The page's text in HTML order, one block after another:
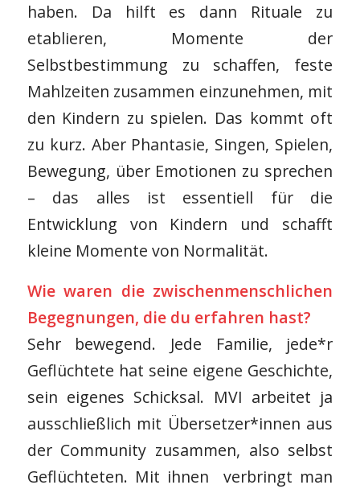
haben. Da hilft es dann Rituale zu
etablieren, Momente der
Selbstbestimmung zu schaffen, feste
Mahlzeiten zusammen einzunehmen, mit
den Kindern zu spielen. Das kommt oft
zu kurz. Aber Phantasie, Singen, Spielen,
Bewegung, über Emotionen zu sprechen
– das alles ist essentiell für die
Entwicklung von Kindern und schafft
kleine Momente von Normalität.
Wie waren die zwischenmenschlichen
Begegnungen, die du erfahren hast?
Sehr bewegend. Jede Familie, jede*r
Geflüchtete hat seine eigene Geschichte,
sein eigenes Schicksal. MVI arbeitet ja
ausschließlich mit Übersetzer*innen aus
der Community zusammen, also selbst
Geflüchteten. Mit ihnen verbringt man